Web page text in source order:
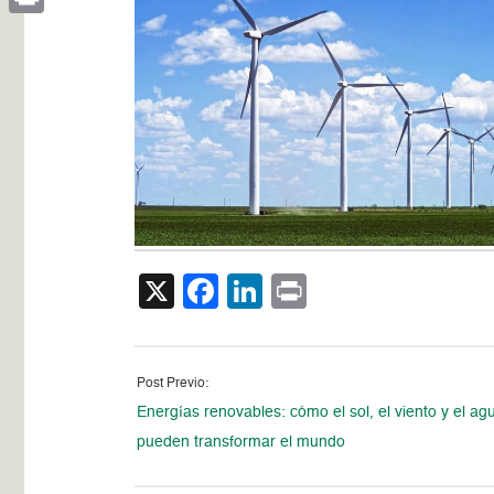
X Facebook
LinkedIn
Post Previo:
Energías renovables: cómo el sol, el viento y el
pueden transformar el mundo